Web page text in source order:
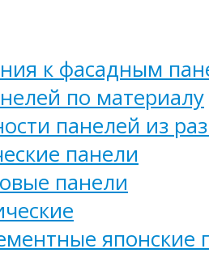
к фасадным
по материалу
панелей из
панели
панели
японские